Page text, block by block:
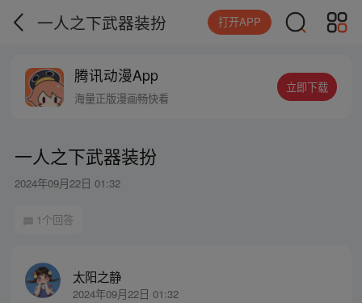
一人之下武器装扮 打开APP
腾讯动漫App
海量正版漫画畅快看
立即下载
一人之下武器装扮
2024年09月22日 01:32
1个回答
太阳之静
2024年09月22日 01:32